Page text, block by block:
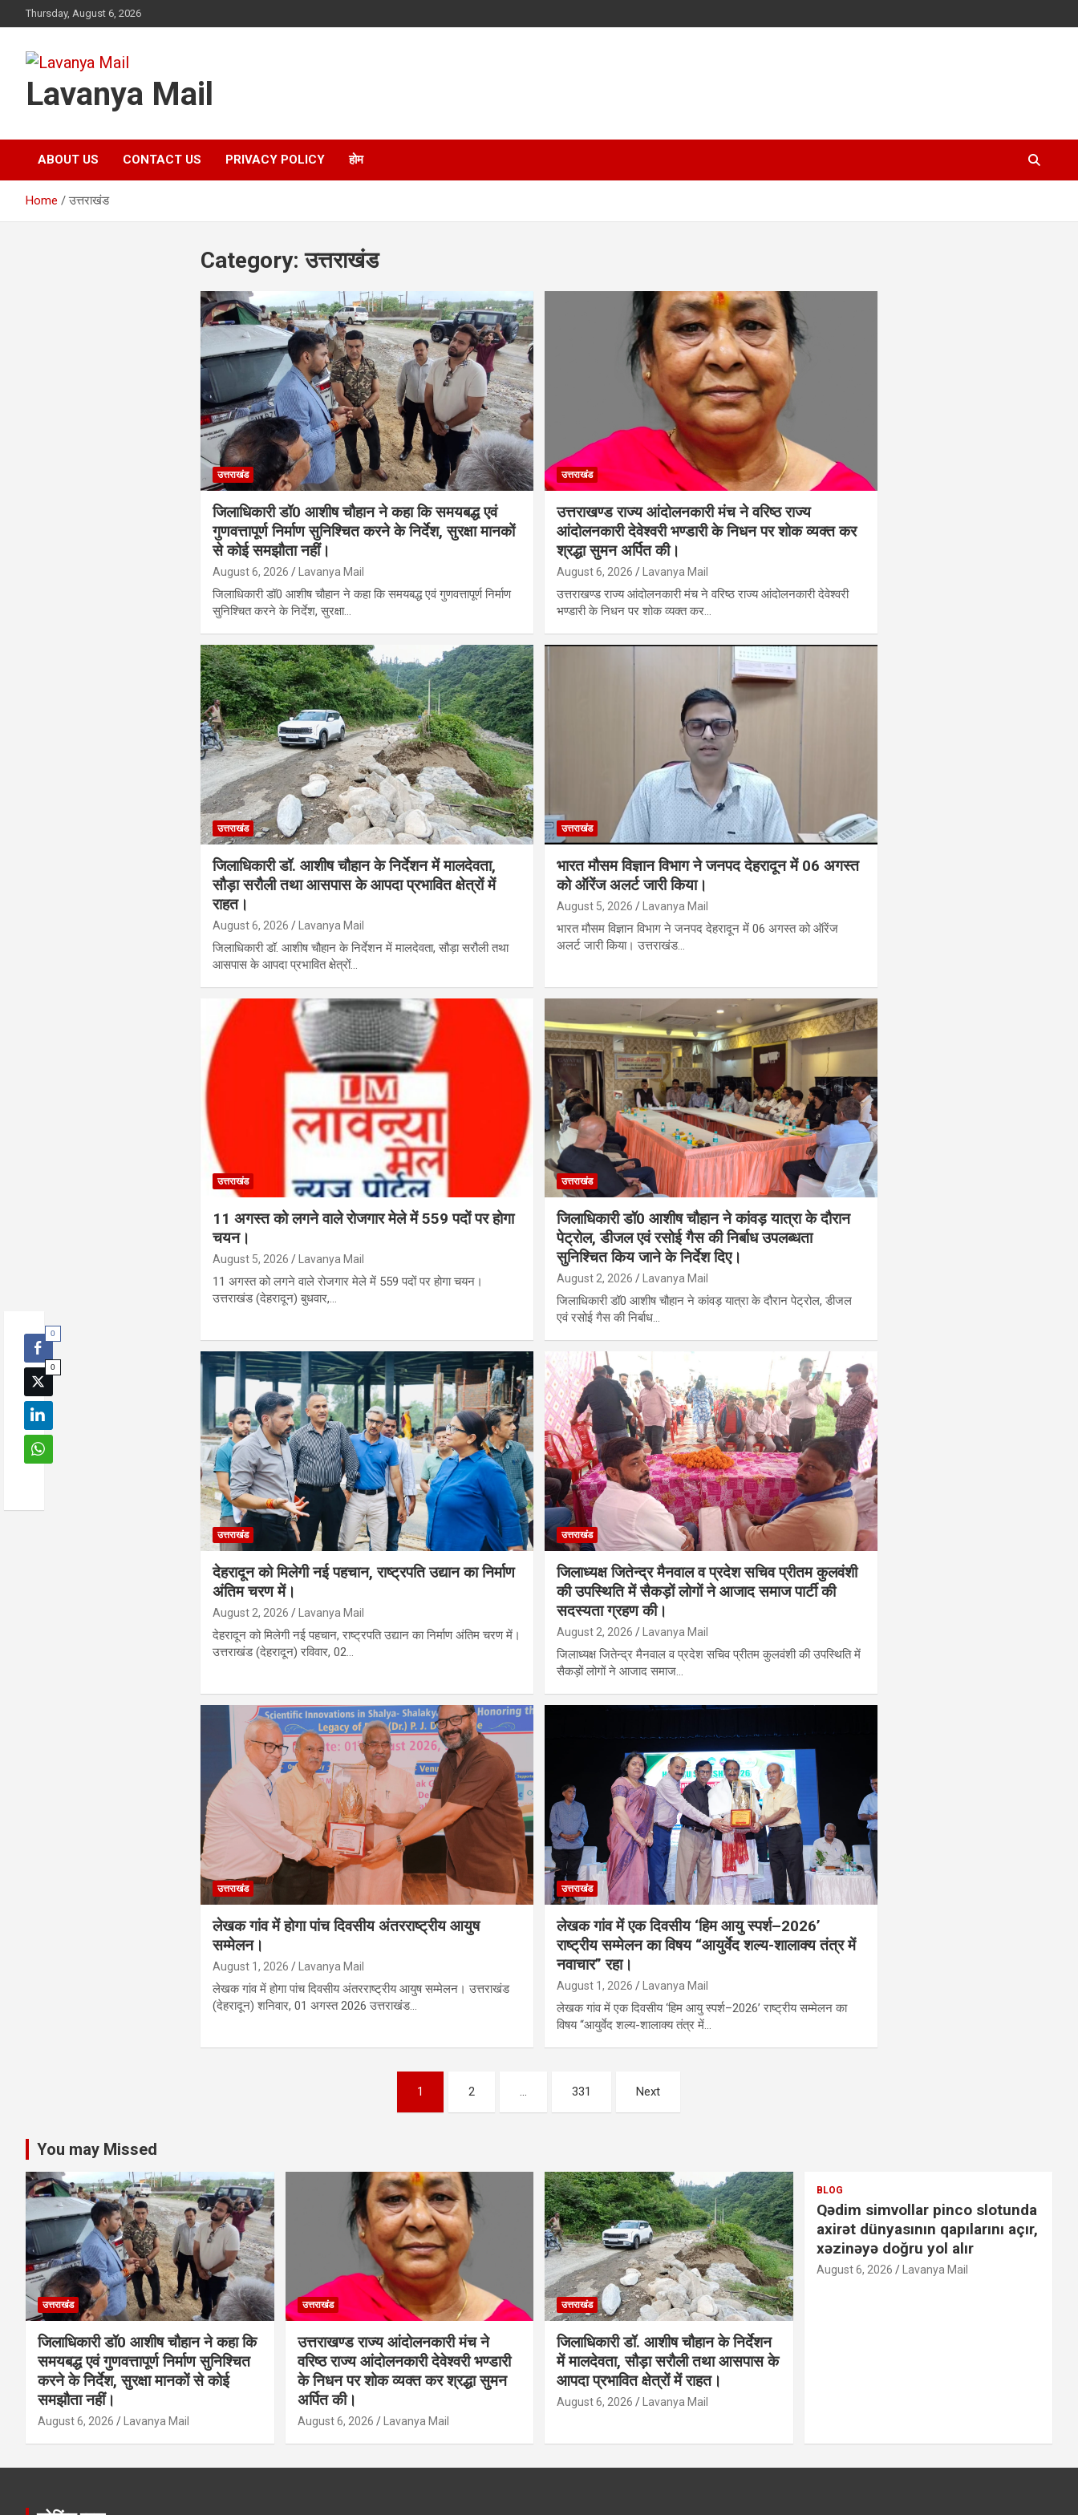
to
Thursday, August 6, 2026
Lavanya Mail
ABOUT US CONTACT US PRIVACY POLICY होम
Home उत्तराखंड
Category:उत्तराखंड
उत्तराखंड
जिलाधिकारी डॉ0 आशीष चौहान ने कहा कि समयबद्ध एवं
गुणवत्तापूर्ण निर्माण सुनिश्चित करने के निर्देश, सुरक्षा मानकों
से कोई समझौता नहीं।
August 6, 2026 Lavanya Mail
जिलाधिकारी डॉ0 आशीष चौहान ने कहा कि समयबद्ध एवं गुणवत्तापूर्ण निर्माण
सुनिश्चित करने के निर्देश, सुरक्षा…
उत्तराखंड
उत्तराखण्ड राज्य आंदोलनकारी मंच ने वरिष्ठ राज्य
आंदोलनकारी देवेश्वरी भण्डारी के निधन पर शोक व्यक्त कर
श्रद्धा सुमन अर्पित की।
August 6, 2026 Lavanya Mail
उत्तराखण्ड राज्य आंदोलनकारी मंच ने वरिष्ठ राज्य आंदोलनकारी देवेश्वरी
भण्डारी के निधन पर शोक व्यक्त कर…
उत्तराखंड
जिलाधिकारी डॉ. आशीष चौहान के निर्देशन में मालदेवता,
सौड़ा सरौली तथा आसपास के आपदा प्रभावित क्षेत्रों में
राहत।
August 6, 2026 Lavanya Mail
जिलाधिकारी डॉ. आशीष चौहान के निर्देशन में मालदेवता, सौड़ा सरौली तथा
आसपास के आपदा प्रभावित क्षेत्रों…
उत्तराखंड
भारत मौसम विज्ञान विभाग ने जनपद देहरादून में 06 अगस्त
को ऑरेंज अलर्ट जारी किया।
August 5, 2026 Lavanya Mail
भारत मौसम विज्ञान विभाग ने जनपद देहरादून में 06 अगस्त को ऑरेंज
अलर्ट जारी किया। उत्तराखंड…
उत्तराखंड
11 अगस्त को लगने वाले रोजगार मेले में 559 पदों पर होगा
चयन।
August 5, 2026 Lavanya Mail
11 अगस्त को लगने वाले रोजगार मेले में 559 पदों पर होगा चयन।
उत्तराखंड (देहरादून) बुधवार,…
उत्तराखंड
जिलाधिकारी डॉ0 आशीष चौहान ने कांवड़ यात्रा के दौरान
पेट्रोल, डीजल एवं रसोई गैस की निर्बाध उपलब्धता
सुनिश्चित किय जाने के निर्देश दिए।
August 2, 2026 Lavanya Mail
जिलाधिकारी डॉ0 आशीष चौहान ने कांवड़ यात्रा के दौरान पेट्रोल, डीजल
एवं रसोई गैस की निर्बाध…
उत्तराखंड
देहरादून को मिलेगी नई पहचान, राष्ट्रपति उद्यान का निर्माण
अंतिम चरण में।
August 2, 2026 Lavanya Mail
देहरादून को मिलेगी नई पहचान, राष्ट्रपति उद्यान का निर्माण अंतिम चरण में।
उत्तराखंड (देहरादून) रविवार, 02…
उत्तराखंड
जिलाध्यक्ष जितेन्द्र मैनवाल व प्रदेश सचिव प्रीतम कुलवंशी
की उपस्थिति में सैकड़ों लोगों ने आजाद समाज पार्टी की
सदस्यता ग्रहण की।
August 2, 2026 Lavanya Mail
जिलाध्यक्ष जितेन्द्र मैनवाल व प्रदेश सचिव प्रीतम कुलवंशी की उपस्थिति में
सैकड़ों लोगों ने आजाद समाज…
उत्तराखंड
लेखक गांव में होगा पांच दिवसीय अंतरराष्ट्रीय आयुष
सम्मेलन।
August 1, 2026 Lavanya Mail
लेखक गांव में होगा पांच दिवसीय अंतरराष्ट्रीय आयुष सम्मेलन। उत्तराखंड
(देहरादून) शनिवार, 01 अगस्त 2026 उत्तराखंड…
उत्तराखंड
लेखक गांव में एक दिवसीय ‘हिम आयु स्पर्श–2026’
राष्ट्रीय सम्मेलन का विषय “आयुर्वेद शल्य-शालाक्य तंत्र में
नवाचार” रहा।
August 1, 2026 Lavanya Mail
लेखक गांव में एक दिवसीय ‘हिम आयु स्पर्श–2026’ राष्ट्रीय सम्मेलन का
विषय “आयुर्वेद शल्य-शालाक्य तंत्र में…
1 2 … 331 Next
You may Missed
उत्तराखंड
जिलाधिकारी डॉ0 आशीष चौहान ने कहा कि
समयबद्ध एवं गुणवत्तापूर्ण निर्माण सुनिश्चित
करने के निर्देश, सुरक्षा मानकों से कोई
समझौता नहीं।
August 6, 2026 Lavanya Mail
उत्तराखंड
उत्तराखण्ड राज्य आंदोलनकारी मंच ने
वरिष्ठ राज्य आंदोलनकारी देवेश्वरी भण्डारी
के निधन पर शोक व्यक्त कर श्रद्धा सुमन
अर्पित की।
August 6, 2026 Lavanya Mail
उत्तराखंड
जिलाधिकारी डॉ. आशीष चौहान के निर्देशन
में मालदेवता, सौड़ा सरौली तथा आसपास के
आपदा प्रभावित क्षेत्रों में राहत।
August 6, 2026 Lavanya Mail
BLOG
Qədim simvollar pinco slotunda
axirət dünyasının qapılarını açır,
xəzinəyə doğru yol alır
August 6, 2026 Lavanya Mail
0
0